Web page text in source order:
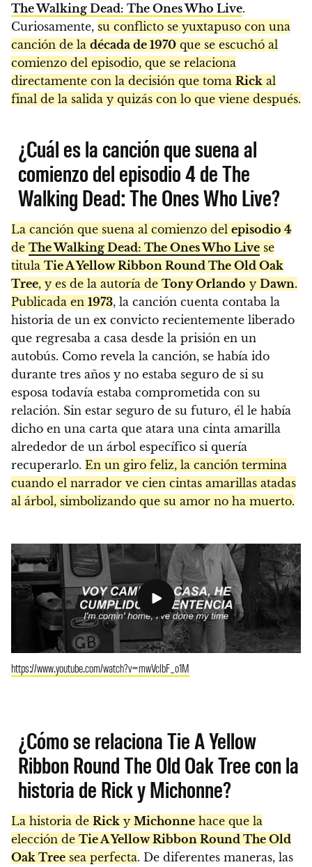
The Walking Dead: The Ones Who Live.
Curiosamente, su conflicto se yuxtapuso con una
canción de la década de 1970 que se escuchó al
comienzo del episodio, que se relaciona
directamente con la decisión que toma Rick al
final de la salida y quizás con lo que viene después.
¿Cuál es la canción que suena al
comienzo del episodio 4 de The
Walking Dead: The Ones Who Live?
La canción que suena al comienzo del episodio 4
de The Walking Dead: The Ones Who Live se
titula Tie A Yellow Ribbon Round The Old Oak
Tree, y es de la autoría de Tony Orlando y Dawn.
Publicada en 1973, la canción cuenta contaba la
historia de un ex convicto recientemente liberado
que regresaba a casa desde la prisión en un
autobús. Como revela la canción, se había ido
durante tres años y no estaba seguro de si su
esposa todavía estaba comprometida con su
relación. Sin estar seguro de su futuro, él le había
dicho en una carta que atara una cinta amarilla
alrededor de un árbol específico si quería
recuperarlo. En un giro feliz, la canción termina
cuando el narrador ve cien cintas amarillas atadas
al árbol, simbolizando que su amor no ha muerto.
https://www.youtube.com/watch?v=mwVclbF_o1M
¿Cómo se relaciona Tie A Yellow
Ribbon Round The Old Oak Tree con la
historia de Rick y Michonne?
La historia de Rick y Michonne hace que la
elección de Tie A Yellow Ribbon Round The Old
Oak Tree sea perfecta. De diferentes maneras, las